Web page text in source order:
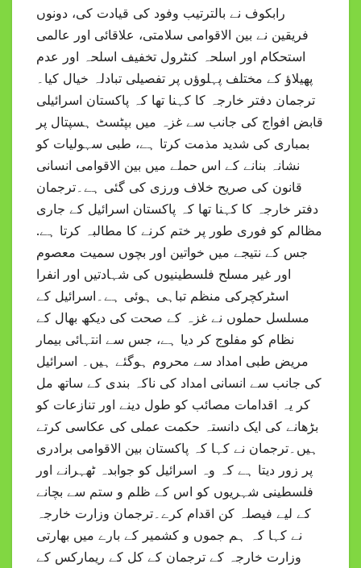
رابکوف نے بالترتیب وفود کی قیادت کی، دونوں
فریقین نے بین الاقوامی سلامتی، علاقائی اور عالمی
استحکام اور اسلحہ کنٹرول تخفیف اسلحہ اور عدم
پھیلاؤ کے مختلف پہلوؤں پر تفصیلی تبادلہ خیال کیا۔
ترجمان دفتر خارجہ کا کہنا تھا کہ پاکستان اسرائیلی
قابض افواج کی جانب سے غزہ میں بپٹسٹ ہسپتال پر
بمباری کی شدید مذمت کرتا ہے، طبی سہولیات کو
نشانہ بنانے کے اس حملے میں بین الاقوامی انسانی
قانون کی صریح خلاف ورزی کی گئی ہے۔ترجمان
دفتر خارجہ کا کہنا تھا کہ پاکستان اسرائیل کے جاری
مظالم کو فوری طور پر ختم کرنے کا مطالبہ کرتا ہے.
جس کے نتیجے میں خواتین اور بچوں سمیت معصوم
اور غیر مسلح فلسطینیوں کی شہادتیں اور انفرا
اسٹرکچرکی منظم تباہی ہوئی ہے۔اسرائیل کے
مسلسل حملوں نے غزہ کے صحت کی دیکھ بھال کے
نظام کو مفلوج کر دیا ہے، جس سے انتہائی بیمار
مریض طبی امداد سے محروم ہوگئے ہیں۔ اسرائیل
کی جانب سے انسانی امداد کی ناکہ بندی کے ساتھ مل
کر یہ اقدامات مصائب کو طول دینے اور تنازعات کو
بڑھانے کی ایک دانستہ حکمت عملی کی عکاسی کرتے
ہیں۔ترجمان نے کہا کہ پاکستان بین الاقوامی برادری
پر زور دیتا ہے کہ وہ اسرائیل کو جوابدہ ٹھہرانے اور
فلسطینی شہریوں کو اس کے ظلم و ستم سے بچانے
کے لیے فیصلہ کن اقدام کرے۔ترجمان وزارت خارجہ
نے کہا کہ ہم جموں و کشمیر کے بارے میں بھارتی
وزارت خارجہ کے ترجمان کے کل کے ریمارکس کے